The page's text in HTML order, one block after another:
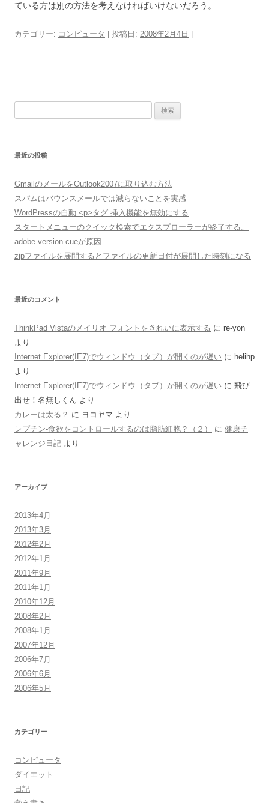
ている方は別の方法を考えなければいけないだろう。
カテゴリー: コンピュータ | 投稿日: 2008年2月4日
最近の投稿
GmailのメールをOutlook2007に取り込む方法
スパムはバウンスメールでは減らないことを実感
WordPressの自動 <p>タグ 挿入機能を無効にする
スタートメニューのクイック検索でエクスプローラーが終了する。
adobe version cueが原因
zipファイルを展開するとファイルの更新日付が展開した時刻になる
最近のコメント
ThinkPad Vistaのメイリオ フォントをきれいに表示する に re-yon
より
Internet Explorer(IE7)でウィンドウ（タブ）が開くのが遅い に helihp
より
Internet Explorer(IE7)でウィンドウ（タブ）が開くのが遅い に 飛び
出せ！名無しくん より
カレーは太る？ に ヨコヤマ より
レプチン-食欲をコントロールするのは脂肪細胞？（２）
に 健康チ
ャレンジ日記 より
アーカイブ
2013年4月
2013年3月
2012年2月
2012年1月
2011年9月
2011年1月
2010年12月
2008年2月
2008年1月
2007年12月
2006年7月
2006年6月
2006年5月
カテゴリー
コンピュータ
ダイエット
日記